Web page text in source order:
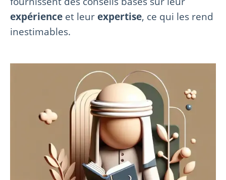
expérience et leurexpertise, ce qui les rend
inestimables.